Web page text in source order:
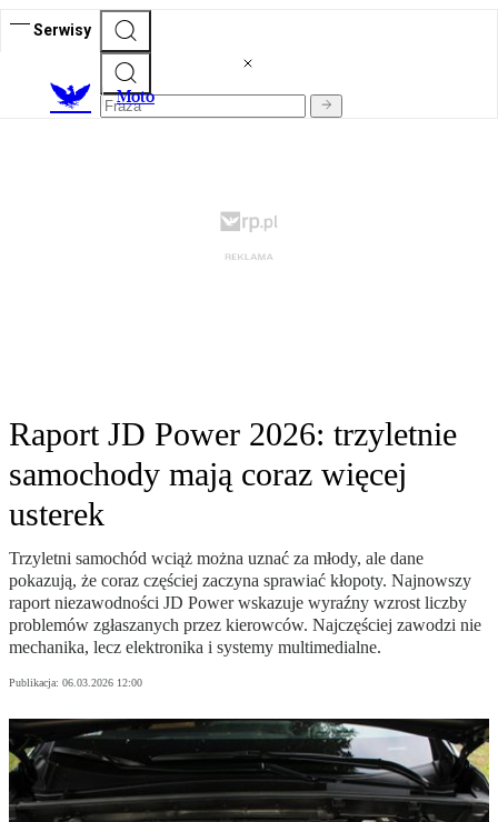
Serwisy
Moto
Raport JD Power 2026: trzyletnie
samochody mają coraz więcej
usterek
Trzyletni samochód wciąż można uznać za młody, ale dane
pokazują, że coraz częściej zaczyna sprawiać kłopoty. Najnowszy
raport niezawodności JD Power wskazuje wyraźny wzrost liczby
problemów zgłaszanych przez kierowców. Najczęściej zawodzi nie
mechanika, lecz elektronika i systemy multimedialne.
Publikacja: 06.03.2026 12:00